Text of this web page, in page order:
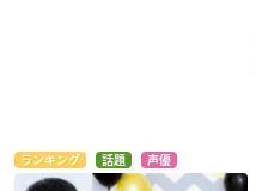
ランキング 話題 声優